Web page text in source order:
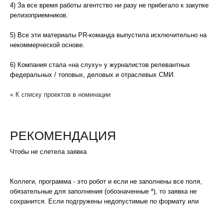
4) За все время работы агентство ни разу не прибегало к закупке
релизоприемников.
5) Все эти материалы PR-команда выпустила исключительно на
некоммерческой основе.
6) Компания стала «на слуху» у журналистов релевантных
федеральных / топовых, деловых и отраслевых СМИ.
« К списку проектов в номинации
РЕКОМЕНДАЦИЯ
Чтобы не слетела заявка
Коллеги, программа - это робот и если не заполнены все поля,
обязательные для заполнения (обозначенные *), то заявка не
сохранится. Если подгружены недопустимые по формату или